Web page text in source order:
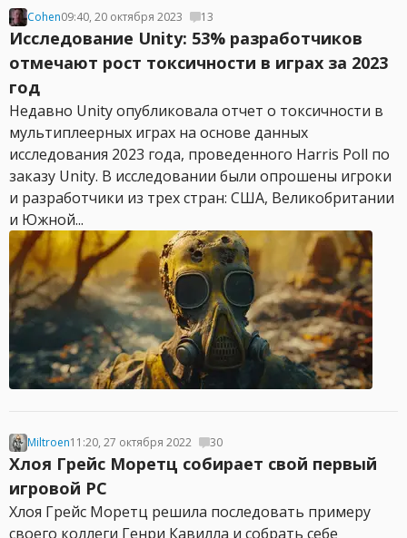
Cohen09:40, 20 октября 2023 13
Исследование Unity: 53% разработчиков
отмечают рост токсичности в играх за 2023
год
Недавно Unity опубликовала отчет о токсичности в
мультиплеерных играх на основе данных
исследования 2023 года, проведенного Harris Poll по
заказу Unity. В исследовании были опрошены игроки
и разработчики из трех стран: США, Великобритании
и Южной...
Miltroen11:20, 27 октября 2022 30
Хлоя Грейс Моретц собирает свой первый
игровой PC
Хлоя Грейс Моретц решила последовать примеру
своего коллеги Генри Кавилла и собрать себе